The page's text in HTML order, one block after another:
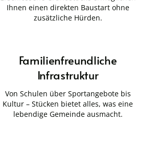
Ihnen einen direkten Baustart ohne
zusätzliche Hürden.
Familienfreundliche
Infrastruktur
Von Schulen über Sportangebote bis
Kultur – Stücken bietet alles, was eine
lebendige Gemeinde ausmacht.